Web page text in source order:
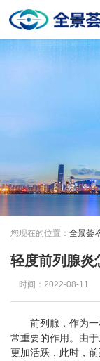
您现在的位置： 全景荟
轻度前列腺炎
时间：2022-08-11
前列腺，作为
常重要的作用。由
更加活跃，此时，